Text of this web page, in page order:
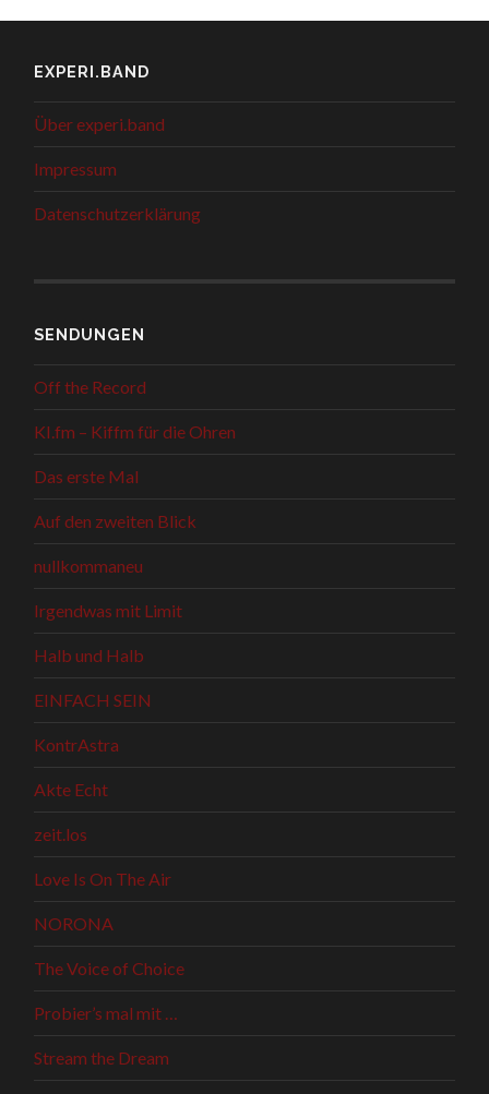
EXPERI.BAND
Über experi.band
Impressum
Datenschutzerklärung
SENDUNGEN
Off the Record
KI.fm – Kiffm für die Ohren
Das erste Mal
Auf den zweiten Blick
nullkommaneu
Irgendwas mit Limit
Halb und Halb
EINFACH SEIN
KontrAstra
Akte Echt
zeit.los
Love Is On The Air
NORONA
The Voice of Choice
Probier’s mal mit …
Stream the Dream